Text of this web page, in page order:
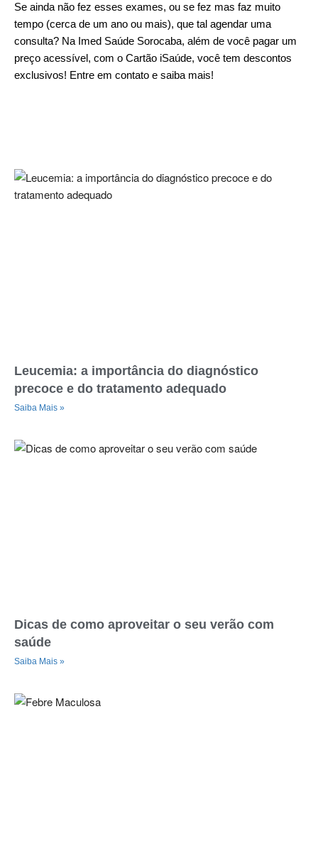
Se ainda não fez esses exames, ou se fez mas faz muito
tempo (cerca de um ano ou mais), que tal agendar uma
consulta? Na Imed Saúde Sorocaba, além de você pagar um
preço acessível, com o Cartão iSaúde, você tem descontos
exclusivos! Entre em contato e saiba mais!
Leucemia: a importância do diagnóstico
precoce e do tratamento adequado
Saiba Mais »
Dicas de como aproveitar o seu verão com
saúde
Saiba Mais »